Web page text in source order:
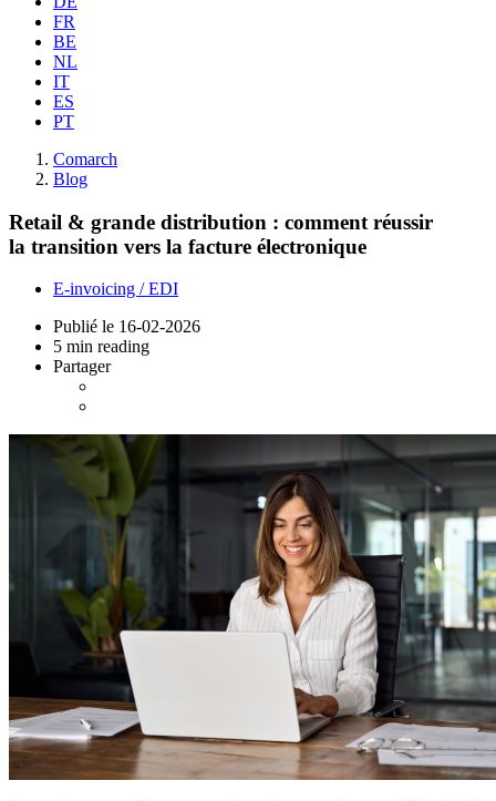
FR
BE
NL
IT
ES
PT
Comarch
Blog
Retail & grande distribution : comment réussir
la transition vers la facture électronique
E-invoicing / EDI
Publié le 16-02-2026
5 min reading
Partager